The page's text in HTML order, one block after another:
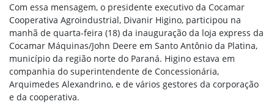
Com essa mensagem, o presidente executivo da Cocamar
Cooperativa Agroindustrial, Divanir Higino, participou na
manhã de quarta-feira (18) da inauguração da loja express da
Cocamar Máquinas/John Deere em Santo Antônio da Platina,
município da região norte do Paraná. Higino estava em
companhia do superintendente de Concessionária,
Arquimedes Alexandrino, e de vários gestores da corporação
e da cooperativa.